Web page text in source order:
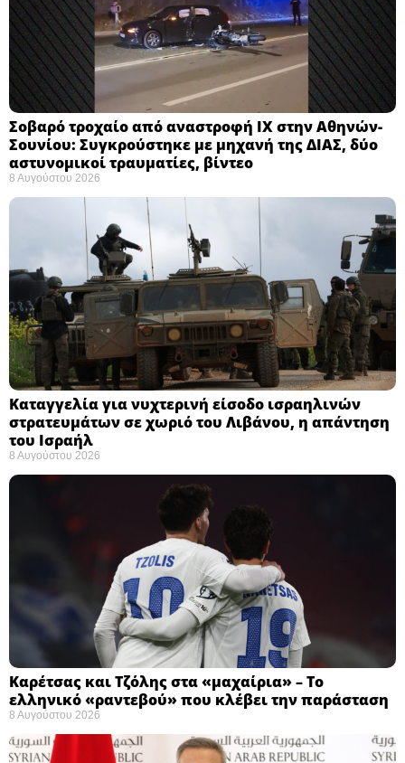
Σοβαρό τροχαίο από αναστροφή ΙΧ στην Αθηνών-
Σουνίου: Συγκρούστηκε με μηχανή της ΔΙΑΣ, δύο
αστυνομικοί τραυματίες, βίντεο
8 Αυγούστου 2026
Καταγγελία για νυχτερινή είσοδο ισραηλινών
στρατευμάτων σε χωριό του Λιβάνου, η απάντηση
του Ισραήλ
8 Αυγούστου 2026
Καρέτσας και Τζόλης στα «μαχαίρια» – Το
ελληνικό «ραντεβού» που κλέβει την παράσταση
8 Αυγούστου 2026